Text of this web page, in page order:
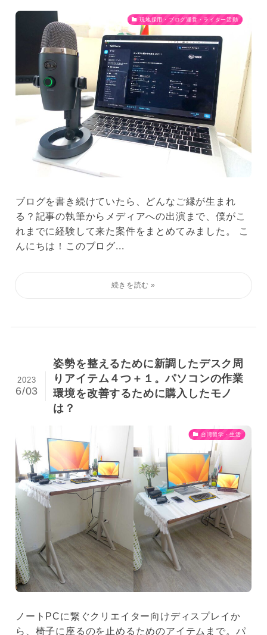
現地採用・ブログ運営・ライター活動
ブログを書き続けていたら、どんなご縁が生まれ
る？記事の執筆からメディアへの出演まで、僕がこ
れまでに経験して来た案件をまとめてみました。 こ
んにちは！このブログ...
姿勢を整えるために新調したデスク周
りアイテム４つ＋１。パソコンの作業
環境を改善するために購入したモノ
は？
2023
6/03
台湾留学・生活
ノートPCに繋ぐクリエイター向けディスプレイか
ら、椅子に座るのを止めるためのアイテムまで。パ